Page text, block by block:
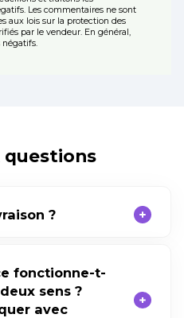
Les commentaires ne sont
aux lois sur la protection des
par le vendeur. En général,
questions
?
fonctionne-t-
sens ?
avec